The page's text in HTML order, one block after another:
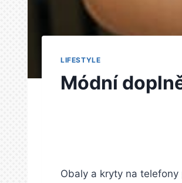
LIFESTYLE
Módní
Obaly a kryty na